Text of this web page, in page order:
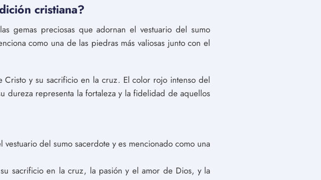
cristiana?
gemas preciosas que adornan el vestuario del sumo
como una de las piedras más valiosas junto con el
y su sacrificio en la cruz. El color rojo intenso del
dureza representa la fortaleza y la fidelidad de aquellos
del sumo sacerdote y es mencionado como una
sacrificio en la cruz, la pasión y el amor de Dios, y la